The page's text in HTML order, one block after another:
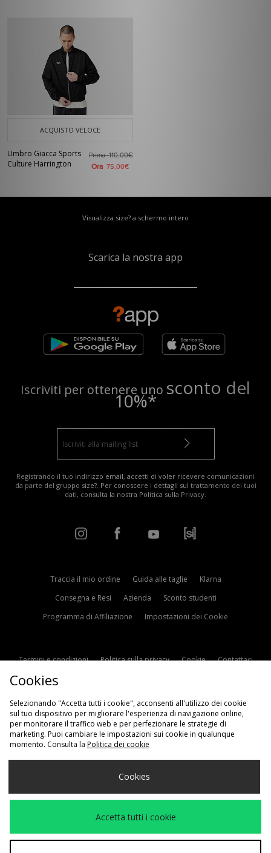
ACQUISTO VELOCE
Umbro Giacca Sports
Culture Harrington
Prima110,00€
Ora 75,00€
Visualizza size? a schermo intero
Scarica la nostra app
Iscriviti per ottenere uno sconto del
10%*
Registrando il tuo indirizzo email, accetti di voler ricevere comunicazioni
da parte del gruppo size?. Per conoscere i dettagli sul trattamento dei tuoi
dati, consulta la nostra Politica sulla Privacy.
Traccia il mio ordine Guida alle taglie
Klarna
Consegna e Resi
Azienda
Sconto studenti
Programma di Affiliazione
Impostazioni dei Cookie
Termini e condizioni Politica sulla privacy Cookie
Contattaci
Scegli Il Tuo Paese
Accettiamo i seguenti metodi di pagamento
Cookies
Selezionando "Accetta tutti i cookie", acconsenti all'utilizzo dei cookie
sul tuo dispositivo per migliorare l'esperienza di navigazione online,
per monitorare il traffico web e per perfezionare le strategie di
marketing. Puoi cambiare le impostazioni sui cookie in qualunque
momento. Consulta la Politica dei cookie
Cookies
Accetta tutti i cookie